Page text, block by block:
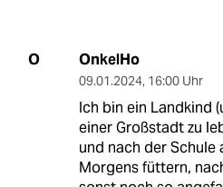
O OnkelHo
09.01.2024, 16:00 Uhr
Ich bin ein Landkind
einer Großstadt zu
und nach der
Morgens füttern,